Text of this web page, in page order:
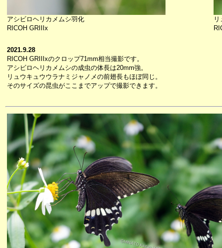
アシビロヘリカメムシ羽化
RICOH GRIIIx
2021.9.28
RICOH GRIIIxのクロップ71mm相当撮影です。
アシビロヘリカメムシの成虫の体長は20mm強。
リュウキュウウラナミジャノメの前翅長もほぼ同じ。
そのサイズの昆虫がここまでアップで撮影できます。